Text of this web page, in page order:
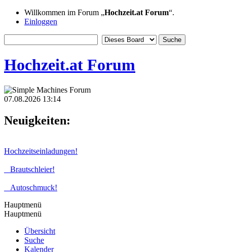
Willkommen im Forum „Hochzeit.at Forum“.
Einloggen
Hochzeit.at Forum
07.08.2026 13:14
Neuigkeiten:
Hochzeitseinladungen!
Brautschleier!
Autoschmuck!
Hauptmenü
Hauptmenü
Übersicht
Suche
Kalender